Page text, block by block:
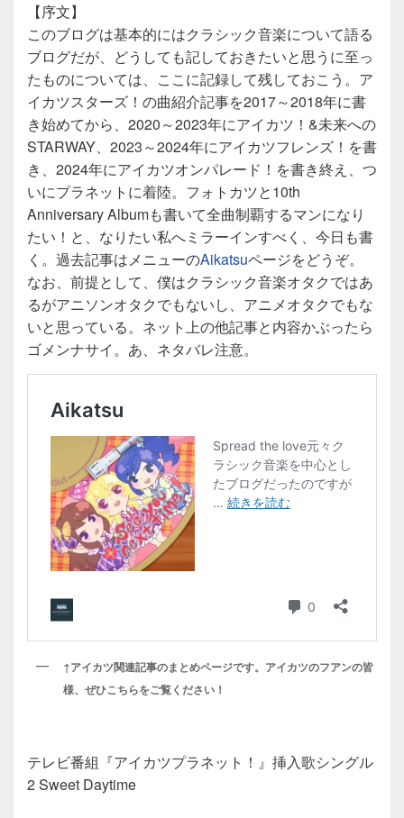
【序文】
このブログは基本的にはクラシック音楽について語る
ブログだが、どうしても記しておきたいと思うに至っ
たものについては、ここに記録して残しておこう。ア
イカツスターズ！の曲紹介記事を2017～2018年に書
き始めてから、2020～2023年にアイカツ！&未来への
STARWAY、2023～2024年にアイカツフレンズ！を書
き、2024年にアイカツオンパレード！を書き終え、つ
いにプラネットに着陸。フォトカツと10th
Anniversary Albumも書いて全曲制覇するマンになり
たい！と、なりたい私へミラーインすべく、今日も書
く。過去記事はメニューのAikatsuページをどうぞ。
なお、前提として、僕はクラシック音楽オタクではあ
るがアニソンオタクでもないし、アニメオタクでもな
いと思っている。ネット上の他記事と内容かぶったら
ゴメンナサイ。あ、ネタバレ注意。
↑アイカツ関連記事のまとめページです。アイカツのフアンの皆
様、ぜひこちらをご覧ください！
テレビ番組『アイカツプラネット！』挿入歌シングル
2 Sweet Daytime